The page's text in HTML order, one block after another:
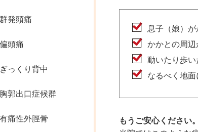
息子（娘）
かかとの周辺
動いたり歩
なるべく地
もうご安心ください。
群発頭痛
偏頭痛
ぎっくり背中
胸郭出口症候群
有痛性外脛骨